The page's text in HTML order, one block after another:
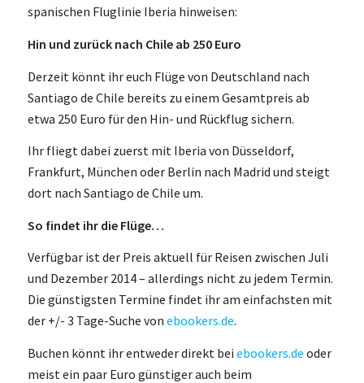
spanischen Fluglinie Iberia hinweisen:
Hin und zurück nach Chile ab 250 Euro
Derzeit könnt ihr euch Flüge von Deutschland nach
Santiago de Chile bereits zu einem Gesamtpreis ab
etwa 250 Euro für den Hin- und Rückflug sichern.
Ihr fliegt dabei zuerst mit Iberia von Düsseldorf,
Frankfurt, München oder Berlin nach Madrid und steigt
dort nach Santiago de Chile um.
So findet ihr die Flüge…
Verfügbar ist der Preis aktuell für Reisen zwischen Juli
und Dezember 2014 – allerdings nicht zu jedem Termin.
Die günstigsten Termine findet ihr am einfachsten mit
der +/- 3 Tage-Suche von ebookers.de.
Buchen könnt ihr entweder direkt bei ebookers.de oder
meist ein paar Euro günstiger auch beim